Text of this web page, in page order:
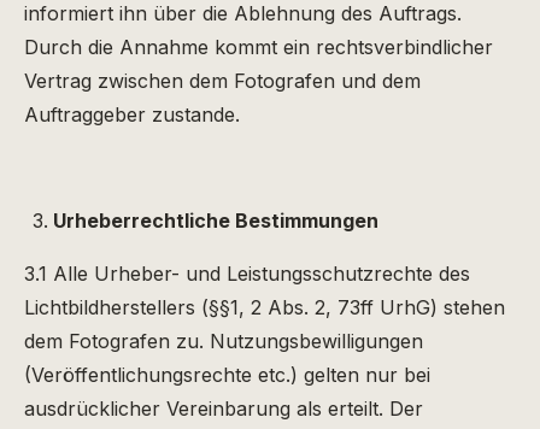
informiert ihn über die Ablehnung des Auftrags.
Durch die Annahme kommt ein rechtsverbindlicher
Vertrag zwischen dem Fotografen und dem
Auftraggeber zustande.
Urheberrechtliche Bestimmungen
3.1 Alle Urheber- und Leistungsschutzrechte des
Lichtbildherstellers (§§1, 2 Abs. 2, 73ff UrhG) stehen
dem Fotografen zu. Nutzungsbewilligungen
(Veröffentlichungsrechte etc.) gelten nur bei
ausdrücklicher Vereinbarung als erteilt. Der